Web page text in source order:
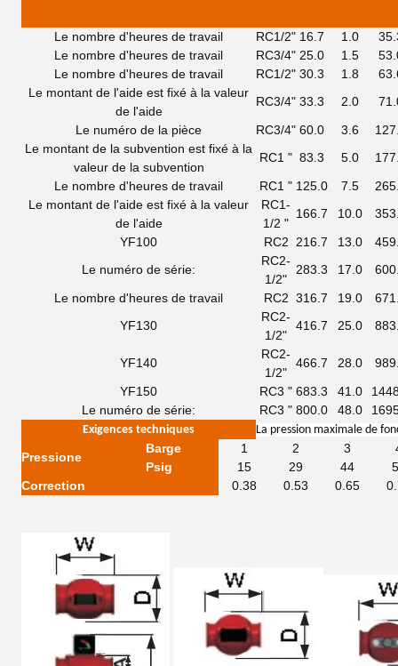
Le nombre d'heures de travail RC1/2" 16.7 1.0
Le nombre d'heures de travail
RC3/4" 25.0 1.5
Le nombre d'heures de travail
RC1/2" 30.3 1.8
Le montant de l'aide est fixé à la valeur
de l'aide
RC3/4" 33.3 2.0
Le numéro de la pièce
RC3/4" 60.0 3.6
Le montant de la subvention est fixé à la
valeur de la subvention
RC1 " 83.3 5.0
Le nombre d'heures de travail
RC1 " 125.0 7.5
Le montant de l'aide est fixé à la valeur
de l'aide
RC1-
1/2 "
166.7 10.0
YF100
RC2 216.7 13.0
Le numéro de série:
RC2-
1/2"
283.3 17.0
Le nombre d'heures de travail
RC2 316.7 19.0
YF130
RC2-
1/2"
416.7 25.0
YF140
RC2-
1/2"
466.7 28.0
YF150
RC3 " 683.3 41.0
Le numéro de série:
RC3 " 800.0 48.0
Exigences techniques La pression maximale de
Pressione
Barge 1 2 3
Psig
15 29 44
Correction
0.38 0.53 0.65